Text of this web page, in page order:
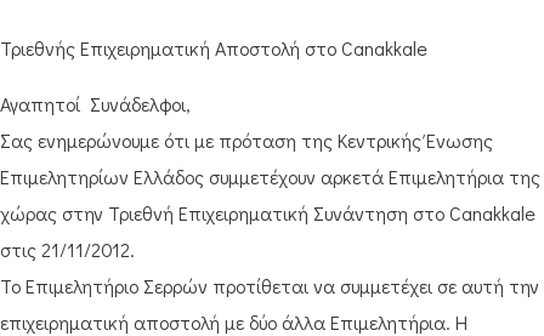
Τριεθνής Επιχειρηματική Αποστολή στο Canakkale
Αγαπητοί Συνάδελφοι,
Σας ενημερώνουμε ότι με πρόταση της Κεντρικής Ένωσης
Επιμελητηρίων Ελλάδος συμμετέχουν αρκετά Επιμελητήρια της
χώρας στην Τριεθνή Επιχειρηματική Συνάντηση στο Canakkale
στις 21/11/2012.
Το Επιμελητήριο Σερρών προτίθεται να συμμετέχει σε αυτή την
επιχειρηματική αποστολή με δύο άλλα Επιμελητήρια. Η